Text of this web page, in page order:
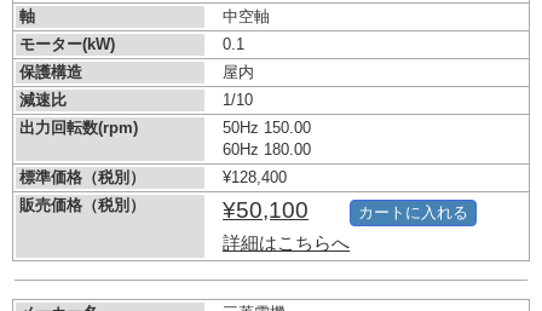
軸
中空軸
モーター(kW)
0.1
保護構造
屋内
減速比
1/10
出力回転数(rpm)
50Hz 150.00
60Hz 180.00
標準価格（税別）
¥128,400
販売価格（税別）
¥50,100
詳細はこちらへ
カートに入れる